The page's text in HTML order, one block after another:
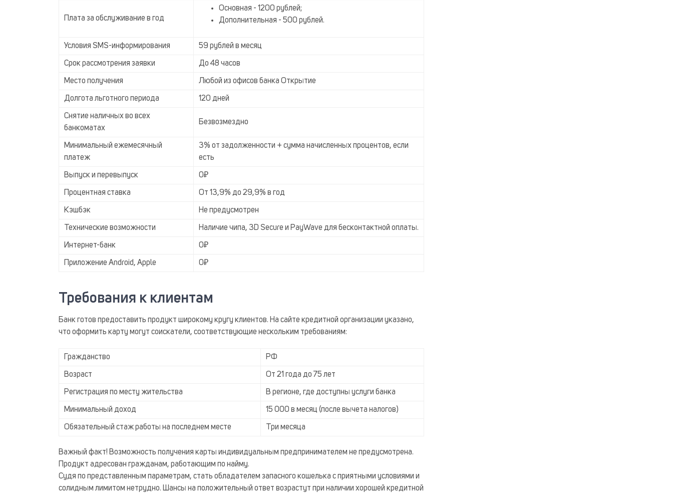
Плата за обслуживание в год
Основная - 1200 рублей;
Дополнительная - 500 рублей.
Условия SMS-информирования 59 рублей в месяц
Срок рассмотрения заявки До 48 часов
Место получения Любой из офисов банка Открытие
Долгота льготного периода 120 дней
Снятие наличных во всех
банкоматах
Безвозмездно
Минимальный ежемесячный
платеж
3% от задолженности + сумма начисленных процентов, если
есть
Выпуск и перевыпуск 0₽
Процентная ставка От 13,9% до 29,9% в год
Кэшбэк Не предусмотрен
Технические возможности Наличие чипа, 3D Secure и PayWave для бесконтактной оплаты.
Интернет-банк 0₽
Приложение Android, Apple 0₽
Требования к клиентам
Банк готов предоставить продукт широкому кругу клиентов. На сайте кредитной организации указано,
что оформить карту могут соискатели, соответствующие нескольким требованиям:
Гражданство РФ
Возраст От 21 года до 75 лет
Регистрация по месту жительства В регионе, где доступны услуги банка
Минимальный доход 15 000 в месяц (после вычета налогов)
Обязательный стаж работы на последнем месте Три месяца
Важный факт! Возможность получения карты индивидуальным предпринимателем не предусмотрена.
Продукт адресован гражданам, работающим по найму.
Судя по представленным параметрам, стать обладателем запасного кошелька с приятными условиями и
солидным лимитом нетрудно. Шансы на положительный ответ возрастут при наличии хорошей кредитной